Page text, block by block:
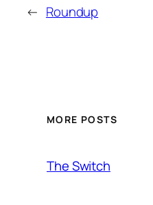
← Roundup
MORE POSTS
The Switch